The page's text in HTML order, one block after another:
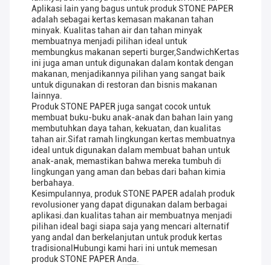
Aplikasi lain yang bagus untuk produk STONE PAPER
adalah sebagai kertas kemasan makanan tahan
minyak. Kualitas tahan air dan tahan minyak
membuatnya menjadi pilihan ideal untuk
membungkus makanan seperti burger,SandwichKertas
ini juga aman untuk digunakan dalam kontak dengan
makanan, menjadikannya pilihan yang sangat baik
untuk digunakan di restoran dan bisnis makanan
lainnya.
Produk STONE PAPER juga sangat cocok untuk
membuat buku-buku anak-anak dan bahan lain yang
membutuhkan daya tahan, kekuatan, dan kualitas
tahan air.Sifat ramah lingkungan kertas membuatnya
ideal untuk digunakan dalam membuat bahan untuk
anak-anak, memastikan bahwa mereka tumbuh di
lingkungan yang aman dan bebas dari bahan kimia
berbahaya.
Kesimpulannya, produk STONE PAPER adalah produk
revolusioner yang dapat digunakan dalam berbagai
aplikasi.dan kualitas tahan air membuatnya menjadi
pilihan ideal bagi siapa saja yang mencari alternatif
yang andal dan berkelanjutan untuk produk kertas
tradisionalHubungi kami hari ini untuk memesan
produk STONE PAPER Anda.